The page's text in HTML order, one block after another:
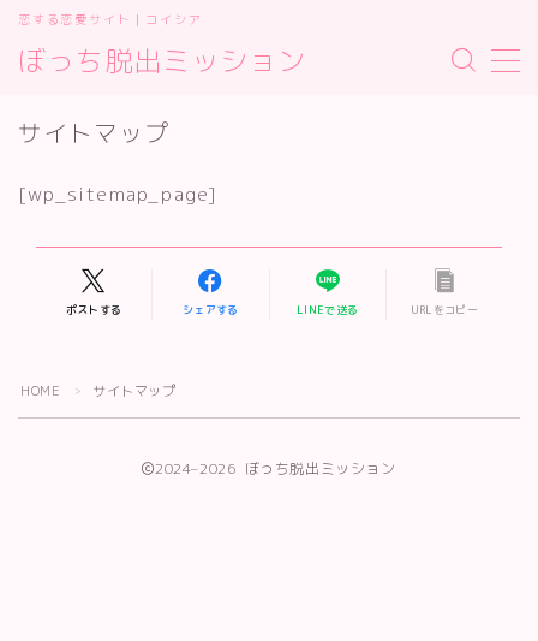
ぼっち脱出ミッション
恋する恋愛サイト｜コイシア
お問い合わせ
サイトマップ
プライバシーポリシー
有料記事の決済完了ページ
運営者情報
サイトマップ
[wp_sitemap_page]
ポストする シェアする LINEで送る URLをコピー
HOME ＞ サイトマップ
2024–2026 ぼっち脱出ミッション